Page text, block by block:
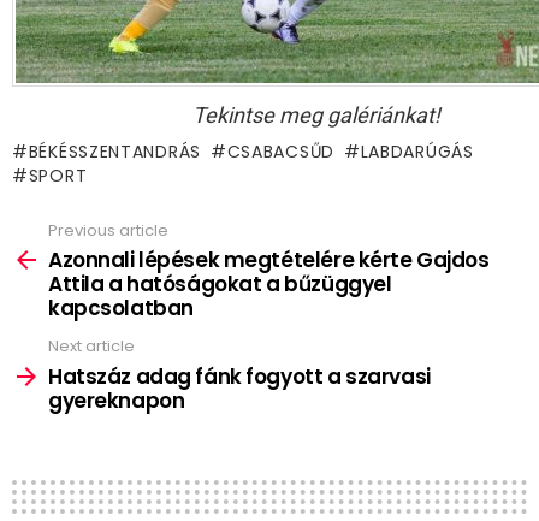
Tekintse meg galériánkat!
BÉKÉSSZENTANDRÁS CSABACSŰD
LABDARÚGÁS
SPORT
more
Previous article
Azonnali lépések megtételére kérte Gajdos
Attila a hatóságokat a bűzüggyel
kapcsolatban
Next article
Hatszáz adag fánk fogyott a szarvasi
gyereknapon